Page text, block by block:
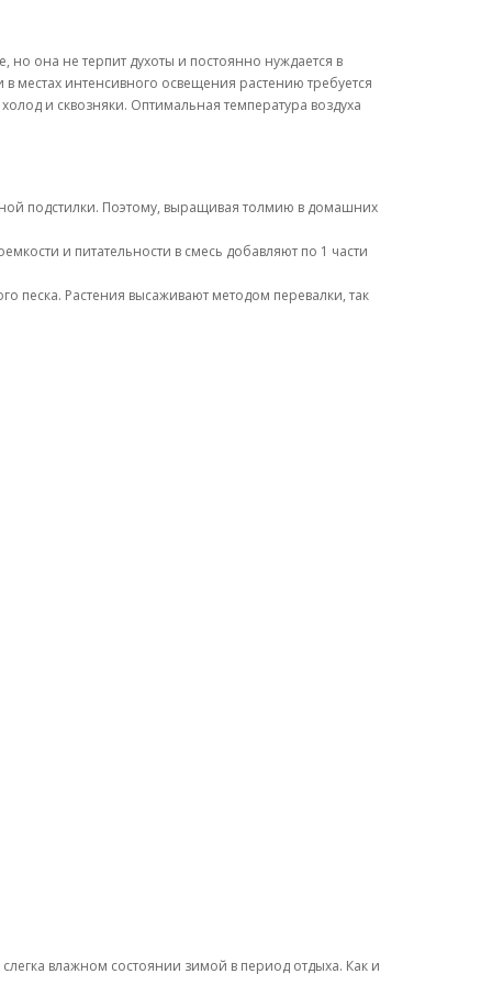
она не терпит духоты и постоянно нуждается в
местах интенсивного освещения растению требуется
и сквозняки. Оптимальная температура воздуха
подстилки. Поэтому, выращивая толмию в домашних
и питательности в смесь добавляют по 1 части
песка. Растения высаживают методом перевалки, так
влажном состоянии зимой в период отдыха. Как и